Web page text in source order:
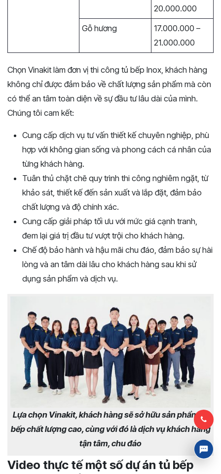
20.000.000
Gỗ hương
17.000.000 –
21.000.000
Chọn Vinakit làm đơn vị thi công tủ bếp Inox, khách hàng
không chỉ được đảm bảo về chất lượng sản phẩm mà còn
có thể an tâm toàn diện về sự đầu tư lâu dài của mình.
Chúng tôi cam kết:
Cung cấp dịch vụ tư vấn thiết kế chuyên nghiệp, phù
hợp với không gian sống và phong cách cá nhân của
từng khách hàng.
Tuân thủ chặt chẽ quy trình thi công nghiêm ngặt, từ
khảo sát, thiết kế đến sản xuất và lắp đặt, đảm bảo
chất lượng và độ chính xác.
Cung cấp giải pháp tối ưu với mức giá cạnh tranh,
đem lại giá trị đầu tư vượt trội cho khách hàng.
Chế độ bảo hành và hậu mãi chu đáo, đảm bảo sự hài
lòng và an tâm dài lâu cho khách hàng sau khi sử
dụng sản phẩm và dịch vụ.
Lựa chọn Vinakit, khách hàng sẽ sở hữu sản phẩm tủ
bếp chất lượng cao, cùng với đó là dịch vụ khách hàng
tận tâm, chu đáo
Video thực tế một số dự án tủ bếp